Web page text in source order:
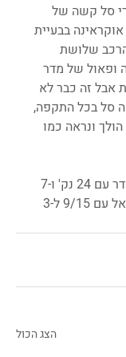
סל קשה של
בבעיית
בצבע, 61:67 לנו. הרכב שלושת
רבע 62:69. שלשה ופאול של מדר
אבל זה כבר לא
סל בכל התקפה,
הולך ונראה כמו
הצג הכול